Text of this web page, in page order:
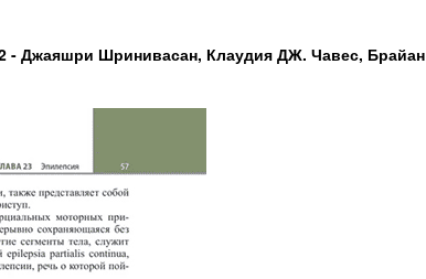
- Джаяшри Шринивасан, Клаудия ДЖ. Чавес, Брайан